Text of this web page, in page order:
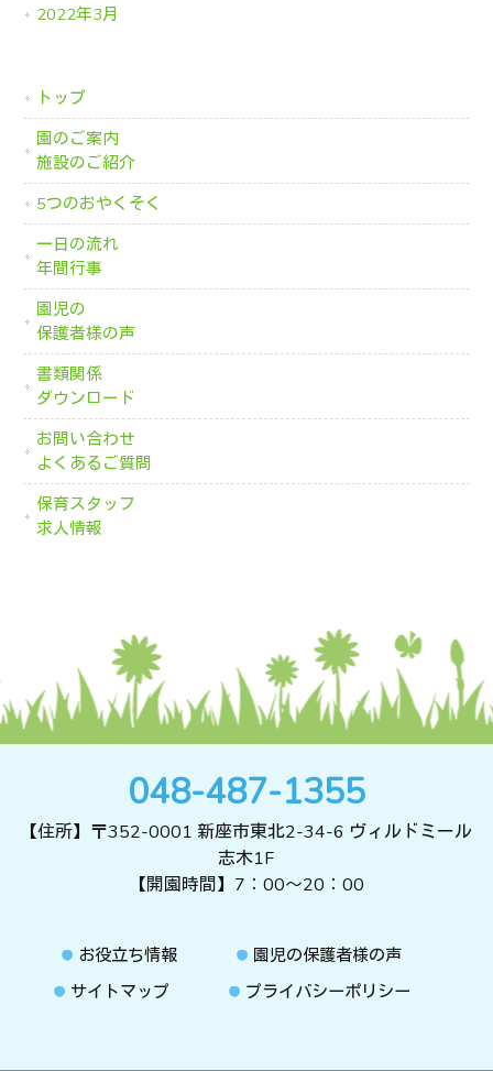
2022年3月
トップ
園のご案内
施設のご紹介
5つのおやくそく
一日の流れ
年間行事
園児の
保護者様の声
書類関係
ダウンロード
お問い合わせ
よくあるご質問
保育スタッフ
求人情報
048-487-1355
【住所】〒352-0001 新座市東北2-34-6 ヴィルドミール
志木1F
【開園時間】7：00～20：00
お役立ち情報
園児の保護者様の声
サイトマップ
プライバシーポリシー